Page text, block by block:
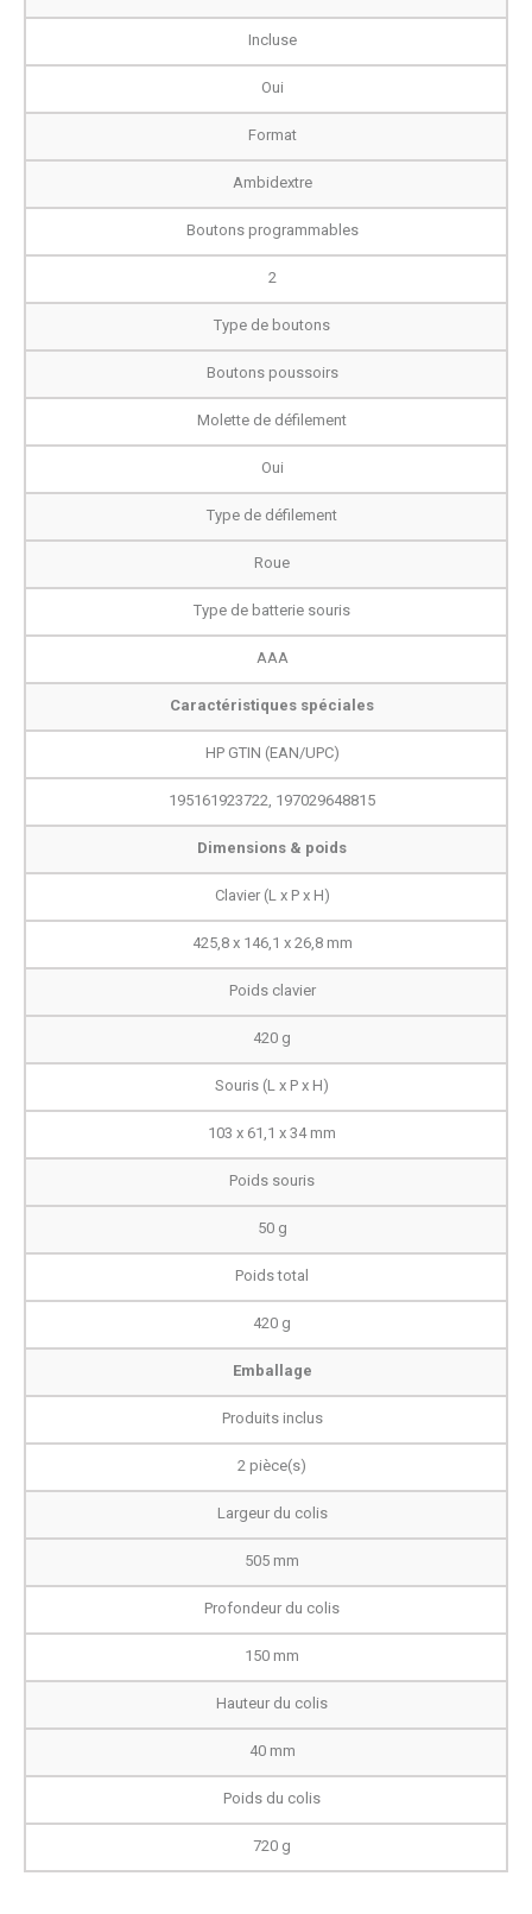
Incluse
Oui
Format
Ambidextre
Boutons programmables
2
Type de boutons
Boutons poussoirs
Molette de défilement
Oui
Type de défilement
Roue
Type de batterie souris
AAA
Caractéristiques spéciales
HP GTIN (EAN/UPC)
195161923722, 197029648815
Dimensions & poids
Clavier (L x P x H)
425,8 x 146,1 x 26,8 mm
Poids clavier
420 g
Souris (L x P x H)
103 x 61,1 x 34 mm
Poids souris
50 g
Poids total
420 g
Emballage
Produits inclus
2 pièce(s)
Largeur du colis
505 mm
Profondeur du colis
150 mm
Hauteur du colis
40 mm
Poids du colis
720 g